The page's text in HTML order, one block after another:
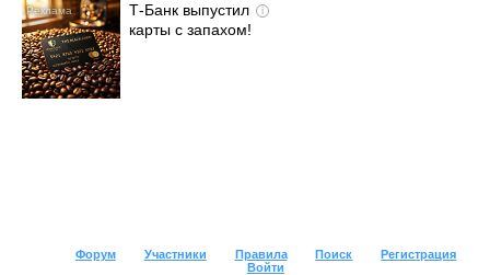
i
Т-Банк выпустил
карты с запахом!
Форум Участники Правила Поиск
Регистрация
Войти